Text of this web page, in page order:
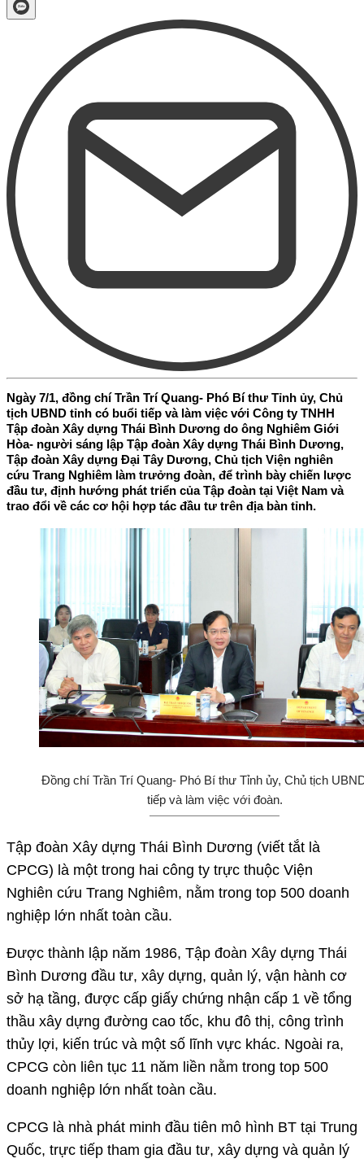
Ngày 7/1, đồng chí Trần Trí Quang- Phó Bí thư Tỉnh ủy, Chủ
tịch UBND tỉnh có buổi tiếp và làm việc với Công ty TNHH
Tập đoàn Xây dựng Thái Bình Dương do ông Nghiêm Giới
Hòa- người sáng lập Tập đoàn Xây dựng Thái Bình Dương,
Tập đoàn Xây dựng Đại Tây Dương, Chủ tịch Viện nghiên
cứu Trang Nghiêm làm trưởng đoàn, để trình bày chiến lược
đầu tư, định hướng phát triển của Tập đoàn tại Việt Nam và
trao đổi về các cơ hội hợp tác đầu tư trên địa bàn tỉnh.
Đồng chí Trần Trí Quang- Phó Bí thư Tỉnh ủy, Chủ tịch
tiếp và làm việc với đoàn.
Tập đoàn Xây dựng Thái Bình Dương (viết tắt là
CPCG) là một trong hai công ty trực thuộc Viện
Nghiên cứu Trang Nghiêm, nằm trong top 500 doanh
nghiệp lớn nhất toàn cầu.
Được thành lập năm 1986, Tập đoàn Xây dựng Thái
Bình Dương đầu tư, xây dựng, quản lý, vận hành cơ
sở hạ tầng, được cấp giấy chứng nhận cấp 1 về tổng
thầu xây dựng đường cao tốc, khu đô thị, công trình
thủy lợi, kiến trúc và một số lĩnh vực khác. Ngoài ra,
CPCG còn liên tục 11 năm liền nằm trong top 500
doanh nghiệp lớn nhất toàn cầu.
CPCG là nhà phát minh đầu tiên mô hình BT tại Trung
Quốc, trực tiếp tham gia đầu tư, xây dựng và quản lý